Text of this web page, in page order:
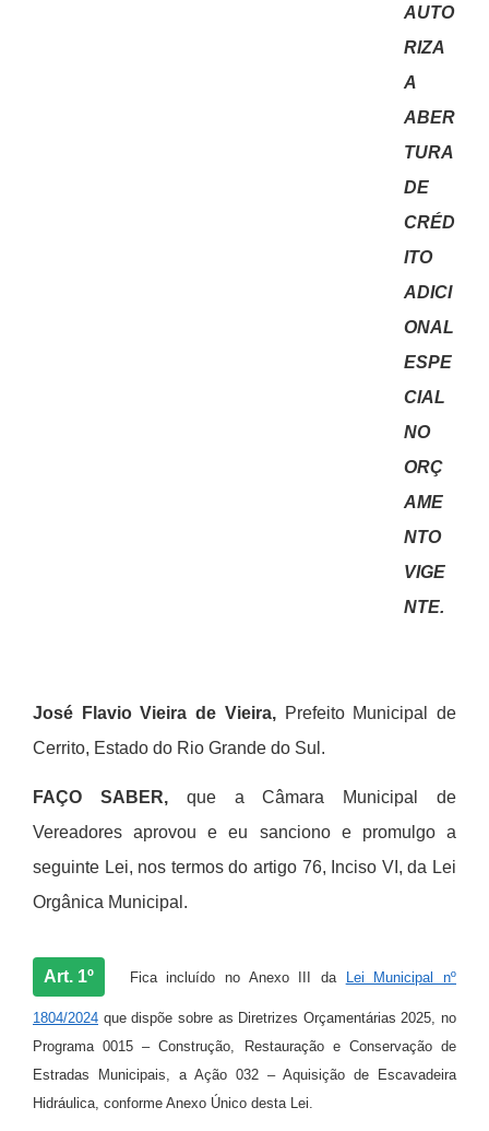
AUTO
RIZA
A
ABER
TURA
DE
CRÉD
ITO
ADICI
ONAL
ESPE
CIAL
NO
ORÇ
AME
NTO
VIGE
NTE.
José Flavio Vieira de Vieira, Prefeito Municipal de
Cerrito, Estado do Rio Grande do Sul.
FAÇO SABER,que a Câmara Municipal de
Vereadores aprovou e eu sanciono e promulgo a
seguinte Lei, nos termos do artigo 76, Inciso VI, da Lei
Orgânica Municipal.
Art. 1º Fica incluído no Anexo III da Lei Municipal nº
1804/2024 que dispõe sobre as Diretrizes Orçamentárias 2025, no
Programa 0015 – Construção, Restauração e Conservação de
Estradas Municipais, a Ação 032 – Aquisição de Escavadeira
Hidráulica, conforme Anexo Único desta Lei.